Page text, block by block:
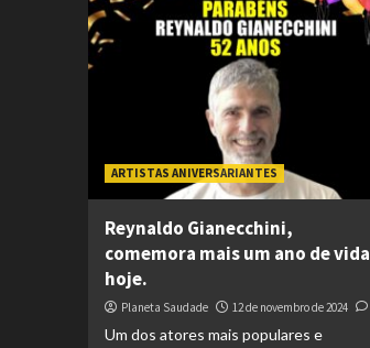
ARTISTAS ANIVERSARIANTES
Reynaldo Gianecchini,
comemora mais um ano de vida
hoje.
Planeta Saudade 12 de novembro de 2024
Um dos atores mais populares e